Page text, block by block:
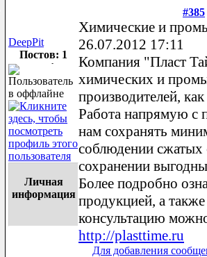
#385
DeepPit
Постов: 1
Личная
информация
Химические и
26.07.2012 17:11
Компания "Пласт
химических и
производителей,
Работа напрямую с
нам сохранять
соблюдении сжатых
сохранении
Более подробно
продукцией, а
консультацию
http://plasttime.ru
Для добавления